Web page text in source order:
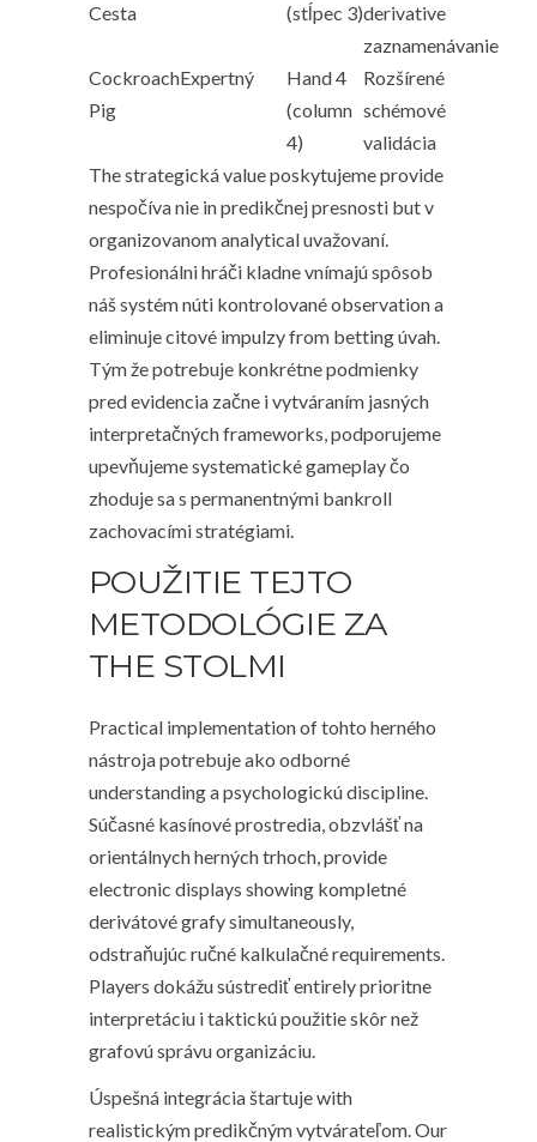
Cesta
(stĺpec 3)derivative
zaznamenávanie
Cockroach
Pig
Expertný
Hand 4
(column
4)
Rozšírené
schémové
validácia
The strategická value poskytujeme provide
nespočíva nie in predikčnej presnosti but v
organizovanom analytical uvažovaní.
Profesionálni hráči kladne vnímajú spôsob
náš systém núti kontrolované observation a
eliminuje citové impulzy from betting úvah.
Tým že potrebuje konkrétne podmienky
pred evidencia začne i vytváraním jasných
interpretačných frameworks, podporujeme
upevňujeme systematické gameplay čo
zhoduje sa s permanentnými bankroll
zachovacími stratégiami.
POUŽITIE TEJTO
METODOLÓGIE ZA
THE STOLMI
Practical implementation of tohto herného
nástroja potrebuje ako odborné
understanding a psychologickú discipline.
Súčasné kasínové prostredia, obzvlášť na
orientálnych herných trhoch, provide
electronic displays showing kompletné
derivátové grafy simultaneously,
odstraňujúc ručné kalkulačné requirements.
Players dokážu sústrediť entirely prioritne
interpretáciu i taktickú použitie skôr než
grafovú správu organizáciu.
Úspešná integrácia štartuje with
realistickým predikčným vytvárateľom. Our